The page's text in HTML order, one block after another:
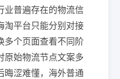
业普遍存在的物流信
淘平台只能分别对接
多个页面查看不同阶
原始物流节点文案多
晦涩难懂，海外普通